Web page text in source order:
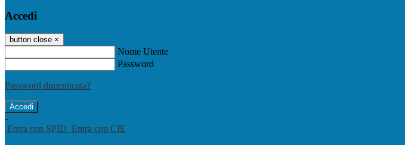
Accedi
button close ×
Nome Utente
Password
Password dimenticata?
-
Entra con SPID Entra con CIE